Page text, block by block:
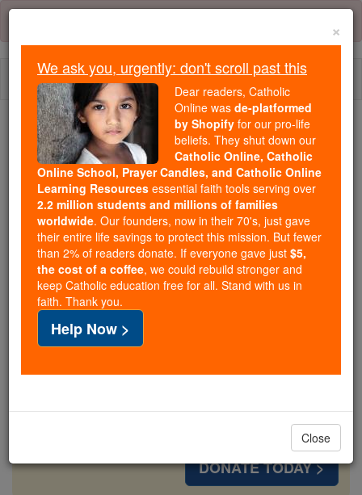
Skip
content
Because of You, 2.2 Million
Students Are Being Formed in the
Faith
Because of generous supporters like you,
Catholic Online School has already delivered
free, faithful Catholic education to over 2.2
million students across 193 countries. In an age
of noise and algorithms, you are helping form
souls with truth, prayer, Scripture, and Christ.
If everyone who reads this gave just $5 — the
free for all. Be Courageous. Be Catholic. Stand
DONATE TODAY >
×
We ask you, urgently: don't scroll past this
Dear readers, Catholic
Online was de-platformed
by Shopify for our pro-life
beliefs. They shut down our
Catholic Online, Catholic
Online School, Prayer Candles, and Catholic Online
Learning Resources essential faith tools serving over
2.2 million students and millions of families
worldwide. Our founders, now in their 70's, just gave
their entire life savings to protect this mission. But fewer
than 2% of readers donate. If everyone gave just $5,
the cost of a coffee, we could rebuild stronger and
keep Catholic education free for all. Stand with us in
faith. Thank you.
Help Now >
Close